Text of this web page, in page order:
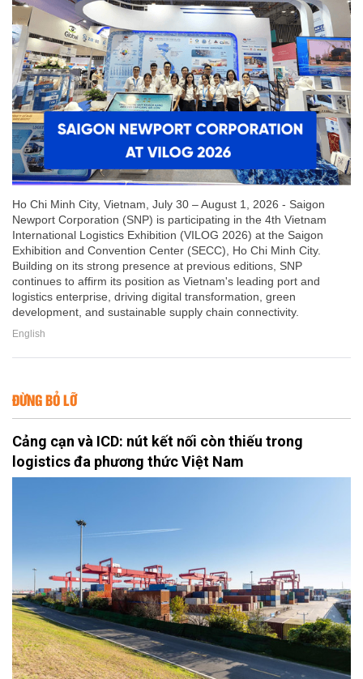
Ho Chi Minh City, Vietnam, July 30 – August 1, 2026 - Saigon
Newport Corporation (SNP) is participating in the 4th Vietnam
International Logistics Exhibition (VILOG 2026) at the Saigon
Exhibition and Convention Center (SECC), Ho Chi Minh City.
Building on its strong presence at previous editions, SNP
continues to affirm its position as Vietnam's leading port and
logistics enterprise, driving digital transformation, green
development, and sustainable supply chain connectivity.
English
ĐỪNG BỎ LỠ
Cảng cạn và ICD: nút kết nối còn thiếu trong
logistics đa phương thức Việt Nam